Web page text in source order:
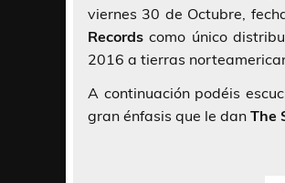
viernes 30 de Octubre,
Records como único
2016 a tierras
A continuación podéis
gran énfasis que le dan The